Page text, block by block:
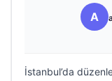
A
İstanbul’da